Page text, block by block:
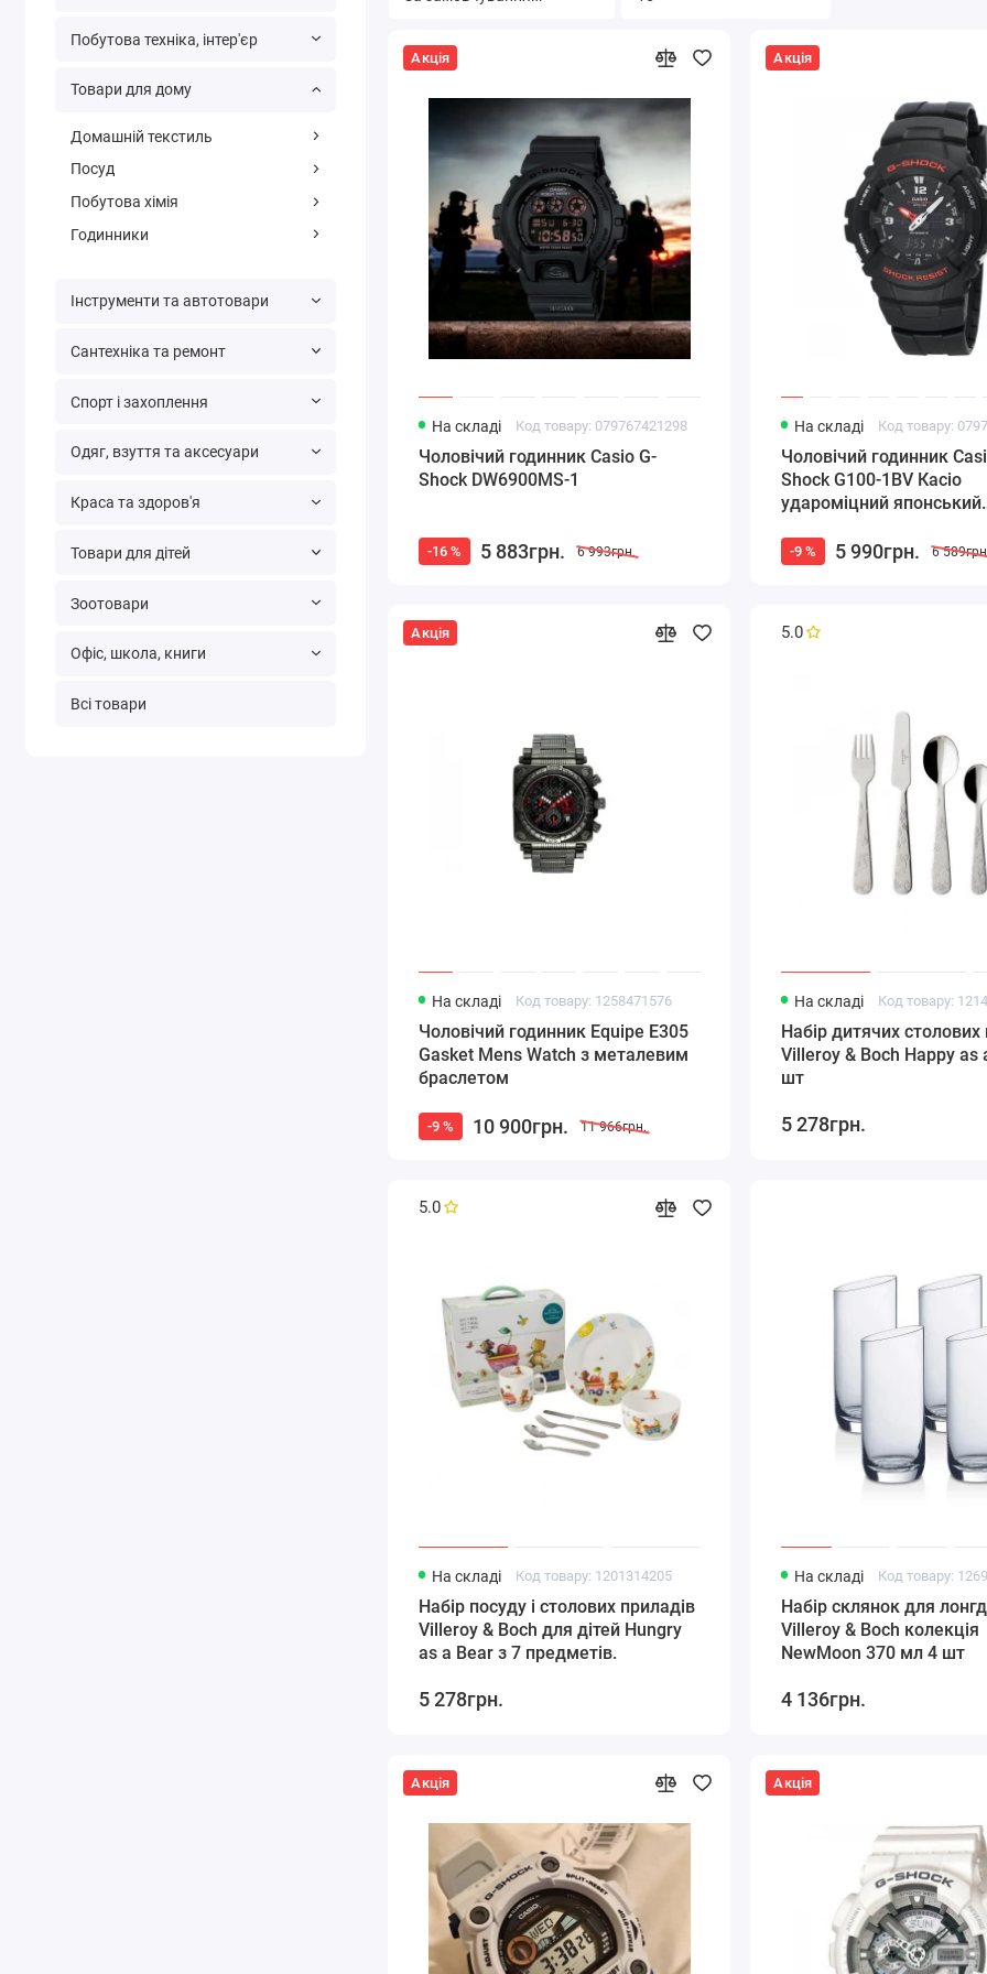
Побутова техніка, інтер'єр
Товари для дому
Домашній текстиль
Посуд
Побутова хімія
Годинники
Інструменти та автотовари
Сантехніка та ремонт
Спорт і захоплення
Одяг, взуття та аксесуари
Краса та здоров'я
Товари для дітей
Зоотовари
Офіс, школа, книги
Всі товари
Акція
На складі Код товару: 079767421298
Чоловічий годинник Casio G-
Shock DW6900MS-1
-16 % 5 883грн. 6 993грн.
Акція
На складі Код товару:
Чоловічий годинник
Shock G100-1BV Касіо
удароміцний японський
-9 % 5 990грн. 6
Акція
На складі Код товару: 1258471576
Чоловічий годинник Equipe E305
Gasket Mens Watch з металевим
браслетом
-9 % 10 900грн. 11 966грн.
5.0
На складі Код товару:
Набір дитячих столових
Villeroy & Boch Happy as
шт
5 278грн.
5.0
На складі Код товару: 1201314205
Набір посуду і столових приладів
Villeroy & Boch для дітей Hungry
as a Bear з 7 предметів.
5 278грн.
На складі Код товару:
Набір склянок для
Villeroy & Boch колекція
NewMoon 370 мл 4 шт
4 136грн.
Акція Акція